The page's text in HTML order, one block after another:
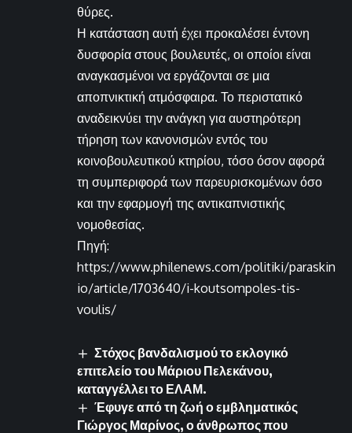
θύρες.
Η κατάσταση αυτή έχει προκαλέσει έντονη
δυσφορία στους βουλευτές, οι οποίοι είναι
αναγκασμένοι να εργάζονται σε μια
αποπνικτική ατμόσφαιρα. Το περιστατικό
αναδεικνύει την ανάγκη για αυστηρότερη
τήρηση των κανονισμών εντός του
κοινοβουλευτικού κτηρίου, τόσο όσον αφορά
τη συμπεριφορά των παρευρισκομένων όσο
και την εφαρμογή της αντικαπνιστικής
νομοθεσίας.
Πηγή:
https://www.philenews.com/politiki/paraskin
io/article/1703640/i-koutsompoles-tis-
voulis/
Στόχος βανδαλισμού το εκλογικό
επιτελείο του Μάριου Πελεκάνου,
καταγγέλλει το ΕΛΑΜ.
Έφυγε από τη ζωή ο εμβληματικός
Γιώργος Μαρίνος, ο άνθρωπος που